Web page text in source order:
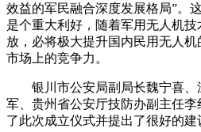
效益的军民融合深度发展格局”。
是个重大利好，随着军用无人机
放，必将极大提升国内民用无人
市场上的竞争力。
银川市公安局副局长魏宁喜、
军、贵州省公安厅技防办副主任
了此次成立仪式并提出了很好的建